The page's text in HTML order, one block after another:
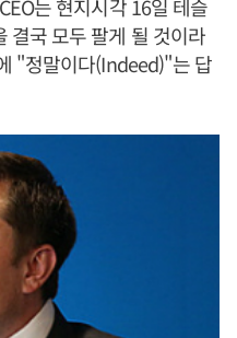
는 현지시각 16일 테슬
결국 모두 팔게 될 것이라
"정말이다(Indeed)"는 답